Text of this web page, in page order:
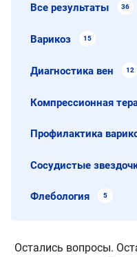
Все результаты 36
Варикоз 15
Диагностика вен 12
Компрессионная
Профилактика
Сосудистые
Флебология 5
Остались вопросы.